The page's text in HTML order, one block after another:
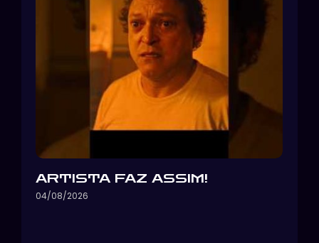
ARTISTA FAZ ASSIM!
04/08/2026